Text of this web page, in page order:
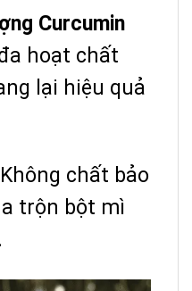
Curcumin
hoạt chất
lại hiệu quả
Không chất bảo
trộn bột mì